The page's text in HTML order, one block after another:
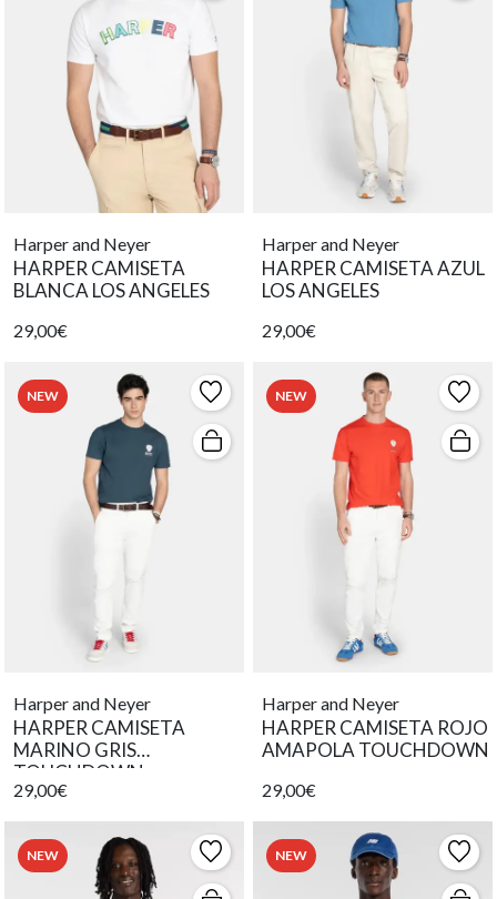
Harper and Neyer
HARPER CAMISETA
BLANCA LOS ANGELES
29,00€
Harper and Neyer
HARPER CAMISETA AZUL
LOS ANGELES
29,00€
NEW
Harper and Neyer
HARPER CAMISETA
MARINO GRIS
TOUCHDOWN
29,00€
NEW
Harper and Neyer
HARPER CAMISETA ROJO
AMAPOLA TOUCHDOWN
29,00€
NEW NEW